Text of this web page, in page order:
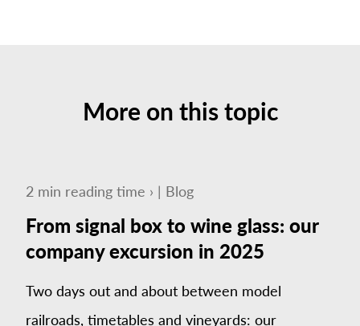
More on this topic
2 min reading time › | Blog
From signal box to wine glass: our
company excursion in 2025
Two days out and about between model
railroads, timetables and vineyards: our